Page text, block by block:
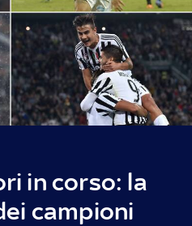
in corso: la
campioni